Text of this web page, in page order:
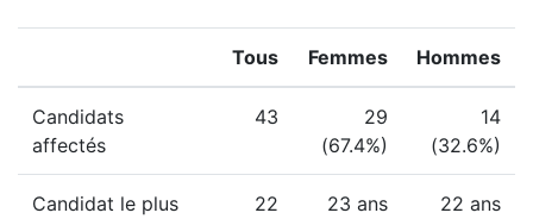
Tous Femmes Hommes
Candidats
affectés
43
29
(67.4%)
14
(32.6%)
Candidat le plus
22
23 ans 22 ans